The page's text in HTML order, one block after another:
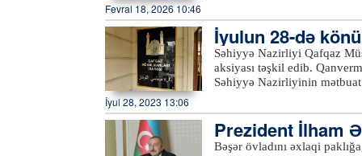
surəsinin 183-cü ayəsini
intellekt məsələsinə də
maarifləndirmə işində fəal
vacibliyini vurğulayıb. Qafqaz Müsəlmanları İdarəsi sədrinin müavini Fuad Nurullayev
Qazılar Şurasının Ramazan
çatdırıb. Orucluğun
yenilənmiş loqosu təsdiq olunub. Qafqaz Müsəlmanları İdarəsi sədrinin
Salman Musayev, Dini
və başqları gündəlikdə
Fevral 18, 2026 10:46
İyulun 28-də
Səhiyyə Nazirliyi Qafqaz
aksiyası təşkil edib.
Səhiyyə Nazirliyinin
yerləşən bölmələri
ziyarətgahında baş tutur.
o cümlədən Gəncə,
İyul 28, 2023 13:06
Prezident İlham
Bəşər övladını əxlaqi